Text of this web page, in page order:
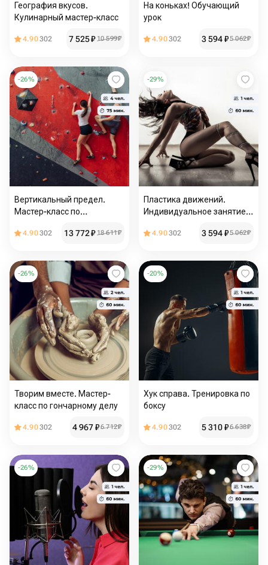
География вкусов.
Кулинарный мастер-класс
4.90302 7 525₽ 10 599₽
На коньках! Обучающий
урок
4.90302 3 594₽5 062₽
-26%
Вертикальный предел.
Мастер-класс по
4.90302 13 772₽ 18 611₽
-29%
Пластика движений.
Индивидуальное занятие
4.90302 3 594₽5 062₽
-26%
Творим вместе. Мастер-
класс по гончарному делу
4.90302 4 967₽6 712₽
-20%
Хук справа. Тренировка по
боксу
4.90302 5 310₽6 638₽
-26% -29%